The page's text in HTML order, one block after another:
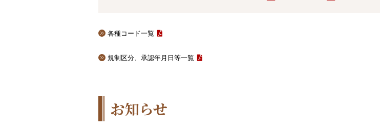
各種コード一覧
規制区分、承認年月日等一覧
お知らせ